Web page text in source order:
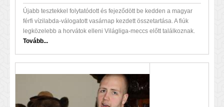
Újabb tesztekkel folytatódott és fejeződött be kedden a magyar
férfi vízilabda-válogatott vasárnap kezdett összetartása. A fiúk
legközelebb a horvátok elleni Világliga-meccs előtt találkoznak.
Tovább...